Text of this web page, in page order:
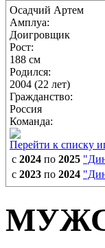
Осадчий Артем
Амплуа:
Доигровщик
Рост:
188 см
Родился:
2004 (22 лет)
Гражданство:
Россия
Команда:
Перейти к списку
с 2024 по 2025
с 2023 по 2024